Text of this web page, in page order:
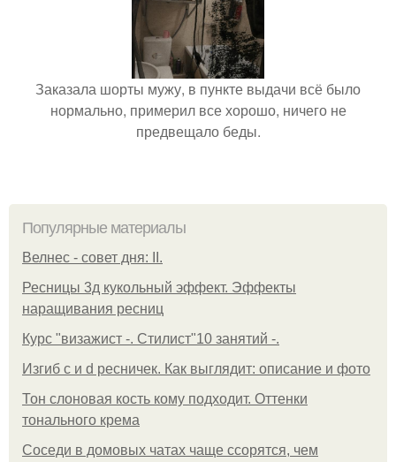
Заказала шорты мужу, в пункте выдачи всё было
нормально, примерил все хорошо, ничего не
предвещало беды.
Популярные материалы
Велнес - совет дня: II.
Ресницы 3д кукольный эффект. Эффекты
наращивания ресниц
Курс "визажист -. Стилист"10 занятий -.
Изгиб c и d ресничек. Как выглядит: описание и фото
Тон слоновая кость кому подходит. Оттенки
тонального крема
Соседи в домовых чатах чаще ссорятся, чем